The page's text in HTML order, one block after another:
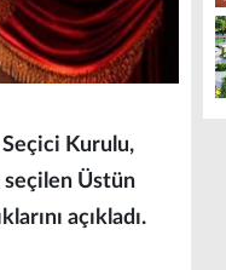
Kurulu,
Üstün
açıkladı.